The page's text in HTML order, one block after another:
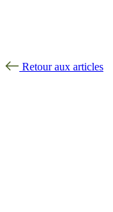
Retour aux articles